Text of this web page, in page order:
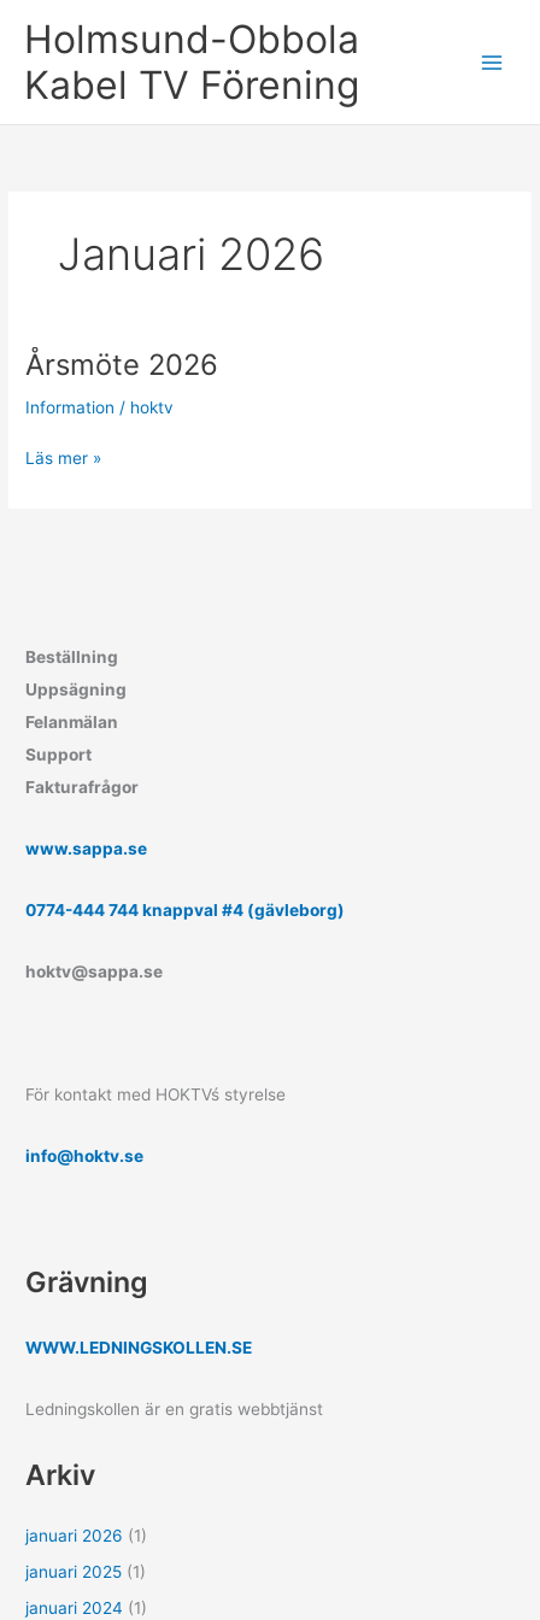
Holmsund-Obbola
Kabel TV Förening
Januari 2026
Årsmöte 2026
Information / hoktv
Årsmöte
Läs mer »
Beställning
Uppsägning
Felanmälan
Support
Fakturafrågor
www.sappa.se
0774-444 744 knappval #4 (gävleborg)
hoktv@sappa.se
För kontakt med HOKTVś styrelse
info@hoktv.se
Grävning
WWW.LEDNINGSKOLLEN.SE
Ledningskollen är en gratis webbtjänst
Arkiv
januari 2026 (1)
januari 2025 (1)
januari 2024 (1)